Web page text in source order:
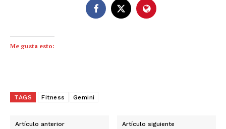
Me gusta esto:
TAGS Fitness Gemini
Artículo anterior Artículo siguiente